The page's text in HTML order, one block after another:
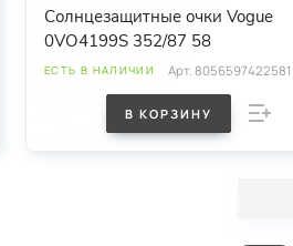
Солнцезащитные очки Vogue
0VO4199S 352/87 58
ЕСТЬ В НАЛИЧИИ Арт.8056597422581
В КОРЗИНУ